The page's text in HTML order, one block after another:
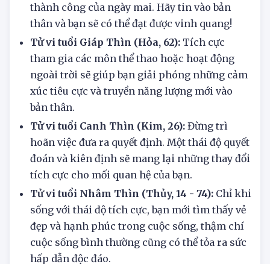
của ngày hôm nay sẽ trở thành nền tảng cho
thành công của ngày mai. Hãy tin vào bản
thân và bạn sẽ có thể đạt được vinh quang!
Tử vi tuổi Giáp Thìn (Hỏa, 62):Tích cực
tham gia các môn thể thao hoặc hoạt động
ngoài trời sẽ giúp bạn giải phóng những cảm
xúc tiêu cực và truyền năng lượng mới vào
bản thân.
Tử vi tuổi Canh Thìn (Kim, 26):Đừng trì
hoãn việc đưa ra quyết định. Một thái độ quyết
đoán và kiên định sẽ mang lại những thay đổi
tích cực cho mối quan hệ của bạn.
Tử vi tuổi Nhâm Thìn (Thủy, 14 - 74):Chỉ khi
sống với thái độ tích cực, bạn mới tìm thấy vẻ
đẹp và hạnh phúc trong cuộc sống, thậm chí
cuộc sống bình thường cũng có thể tỏa ra sức